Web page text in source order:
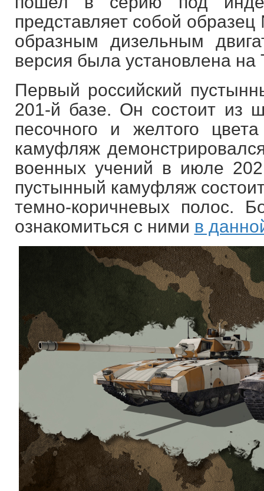
представляет собой
образным дизельным
версия была установлена
Первый российский
201-й базе. Он состоит из
песочного и желтого
камуфляж
военных учений в июле
пустынный камуфляж
темно-коричневых полос.
ознакомиться с ними в